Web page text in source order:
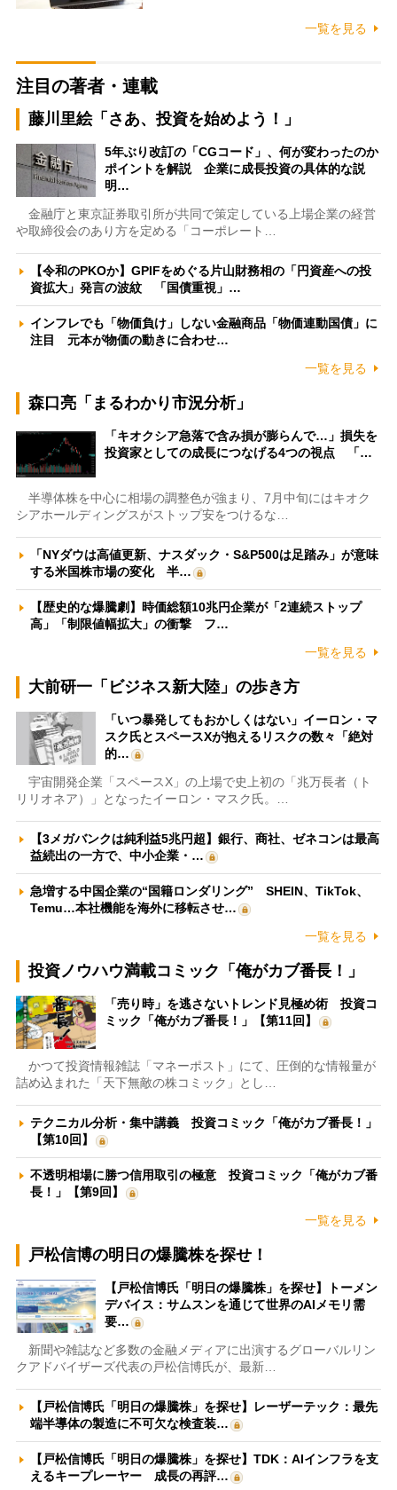
一覧を見る
注目の著者・連載
藤川里絵「さあ、投資を始めよう！」
5年ぶり改訂の「CGコード」、何が変わったのか
ポイントを解説 企業に成長投資の具体的な説
明…
金融庁と東京証券取引所が共同で策定している上場企業の経営
や取締役会のあり方を定める「コーポレート…
【令和のPKOか】GPIFをめぐる片山財務相の「円資産への投
資拡大」発言の波紋 「国債重視」…
インフレでも「物価負け」しない金融商品「物価連動国債」に
注目 元本が物価の動きに合わせ…
一覧を見る
森口亮「まるわかり市況分析」
「キオクシア急落で含み損が膨らんで…」損失を
投資家としての成長につなげる4つの視点 「…
半導体株を中心に相場の調整色が強まり、7月中旬にはキオク
シアホールディングスがストップ安をつけるな…
「NYダウは高値更新、ナスダック・S&P500は足踏み」が意味
する米国株市場の変化 半…
【歴史的な爆騰劇】時価総額10兆円企業が「2連続ストップ
高」「制限値幅拡大」の衝撃 フ…
一覧を見る
大前研一「ビジネス新大陸」の歩き方
「いつ暴発してもおかしくはない」イーロン・マ
スク氏とスペースXが抱えるリスクの数々「絶対
的…
宇宙開発企業「スペースX」の上場で史上初の「兆万長者（ト
リリオネア）」となったイーロン・マスク氏。…
【3メガバンクは純利益5兆円超】銀行、商社、ゼネコンは最高
益続出の一方で、中小企業・…
急増する中国企業の“国籍ロンダリング” SHEIN、TikTok、
Temu…本社機能を海外に移転させ…
一覧を見る
投資ノウハウ満載コミック「俺がカブ番長！」
「売り時」を逃さないトレンド見極め術 投資コ
ミック「俺がカブ番長！」【第11回】
かつて投資情報雑誌「マネーポスト」にて、圧倒的な情報量が
詰め込まれた「天下無敵の株コミック」とし…
テクニカル分析・集中講義 投資コミック「俺がカブ番長！」
【第10回】
不透明相場に勝つ信用取引の極意 投資コミック「俺がカブ番
長！」【第9回】
一覧を見る
戸松信博の明日の爆騰株を探せ！
【戸松信博氏「明日の爆騰株」を探せ】トーメン
デバイス：サムスンを通じて世界のAIメモリ需
要…
新聞や雑誌など多数の金融メディアに出演するグローバルリン
クアドバイザーズ代表の戸松信博氏が、最新…
【戸松信博氏「明日の爆騰株」を探せ】レーザーテック：最先
端半導体の製造に不可欠な検査装…
【戸松信博氏「明日の爆騰株」を探せ】TDK：AIインフラを支
えるキープレーヤー 成長の再評…